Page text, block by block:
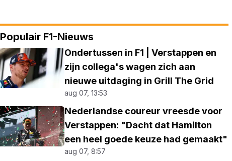
Populair F1-Nieuws
Ondertussen in F1 | Verstappen en
zijn collega's wagen zich aan
nieuwe uitdaging in Grill The Grid
aug 07, 13:53
Nederlandse coureur vreesde voor
Verstappen: "Dacht dat Hamilton
een heel goede keuze had gemaakt"
aug 07, 8:57